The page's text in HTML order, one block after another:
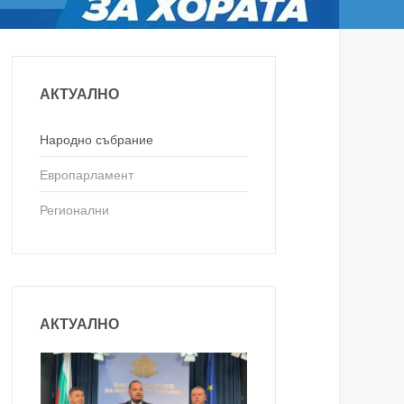
АКТУАЛНО
Народно събрание
Европарламент
Регионални
АКТУАЛНО